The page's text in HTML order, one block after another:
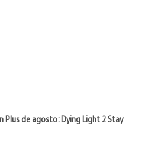
Plus de agosto: Dying Light 2 Stay